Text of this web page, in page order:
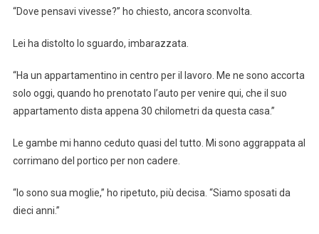
“Dove pensavi vivesse?” ho chiesto, ancora sconvolta.
Lei ha distolto lo sguardo, imbarazzata.
“Ha un appartamentino in centro per il lavoro. Me ne sono accorta
solo oggi, quando ho prenotato l’auto per venire qui, che il suo
appartamento dista appena 30 chilometri da questa casa.”
Le gambe mi hanno ceduto quasi del tutto. Mi sono aggrappata al
corrimano del portico per non cadere.
“Io sono sua moglie,” ho ripetuto, più decisa. “Siamo sposati da
dieci anni.”